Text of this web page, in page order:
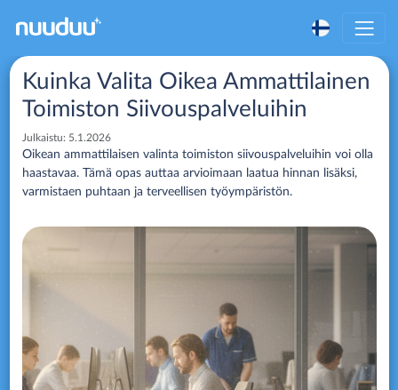
Kuinka Valita Oikea Ammattilainen
Toimiston Siivouspalveluihin
Julkaistu: 5.1.2026
Oikean ammattilaisen valinta toimiston siivouspalveluihin voi olla
haastavaa. Tämä opas auttaa arvioimaan laatua hinnan lisäksi,
varmistaen puhtaan ja terveellisen työympäristön.